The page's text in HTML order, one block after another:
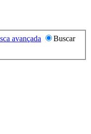
avançada
Buscar